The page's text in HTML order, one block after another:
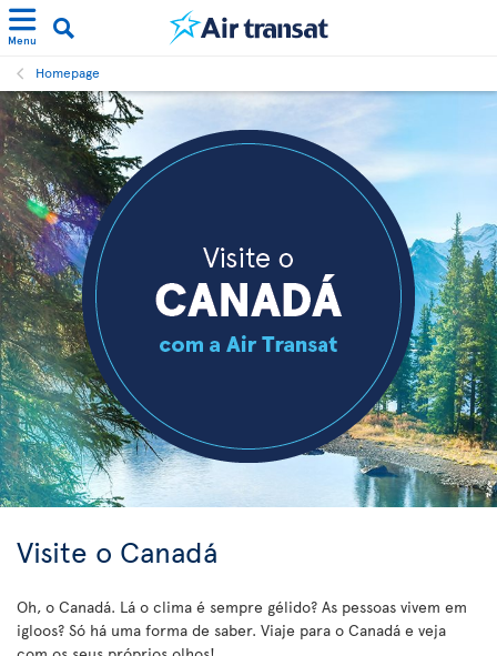
Menu
Homepage
Visite o Canadá
Oh, o Canadá. Lá o clima é sempre gélido? As pessoas vivem em
igloos? Só há uma forma de saber. Viaje para o Canadá e veja